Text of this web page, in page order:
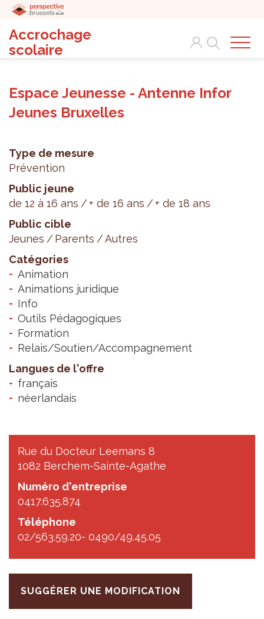
Accrochage
scolaire
Search
Espace Jeunesse - Antenne Infor
Jeunes Bruxelles
Type de mesure
Prévention
Public jeune
de 12 à 16 ans
+ de 16 ans
+ de 18 ans
Public cible
Jeunes
Parents
Autres
Catégories
Animation
Animations juridique
Info
Outils Pédagogiques
Formation
Relais/Soutien/Accompagnement
Langues de l'offre
français
néerlandais
Rue du Docteur Leemans 8
1082 Berchem-Sainte-Agathe
Numéro d'entreprise
0417.635.874
Téléphone
02/563.59.20- 0490/49.45.05
SUGGÉRER UNE MODIFICATION